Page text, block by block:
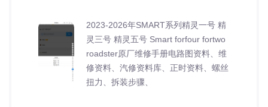
2023-2026年SMART系列精灵一号 精
灵三号 精灵五号 Smart forfour fortwo
roadster原厂维修手册电路图资料、维
修资料、汽修资料库、正时资料、螺丝
扭力、拆装步骤、